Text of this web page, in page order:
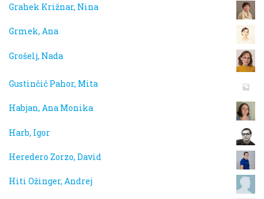
Grahek Križnar, Nina
Grmek, Ana
Grošelj, Nada
Gustinčič Pahor, Mita
Habjan, Ana Monika
Harb, Igor
Heredero Zorzo, David
Hiti Ožinger, Andrej